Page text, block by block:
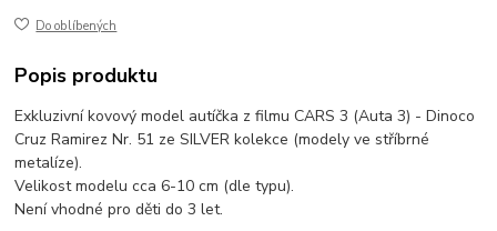
Do oblíbených
Popis produktu
Exkluzivní kovový model autíčka z filmu CARS 3 (Auta 3) - Dinoco
Cruz Ramirez Nr. 51 ze SILVER kolekce (modely ve stříbrné
metalíze).
Velikost modelu cca 6-10 cm (dle typu).
Není vhodné pro děti do 3 let.